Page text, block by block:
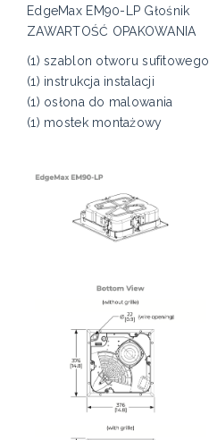
EdgeMax EM90-LP Głośnik
ZAWARTOŚĆ OPAKOWANIA
(1) szablon otworu sufitowego
(1) instrukcja instalacji
(1) osłona do malowania
(1) mostek montażowy